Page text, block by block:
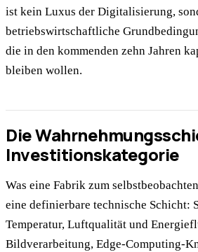
ist kein Luxus der Digitalisierung,
betriebswirtschaftliche
die in den kommenden zehn Jahren
bleiben wollen.
Die
Investitionskategorie
Was eine Fabrik zum
eine definierbare technische Schicht:
Temperatur, Luftqualität und
Bildverarbeitung, Edge-Computing-